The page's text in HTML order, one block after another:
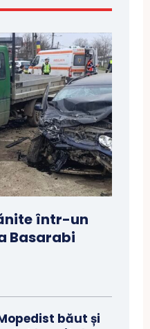
într-un
Basarabi
băut și